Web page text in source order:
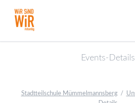
Events-Details
Stadtteilschule Mümmelmannsberg